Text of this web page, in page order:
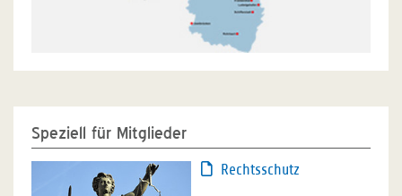
Speziell für Mitglieder
Rechtsschutz